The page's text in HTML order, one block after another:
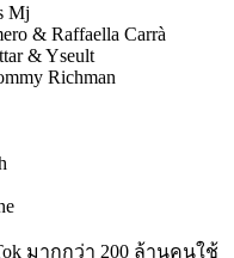
Mj
& Raffaella Carrà
& Yseult
Richman
มากกว่า 200 ล้านคนใช้